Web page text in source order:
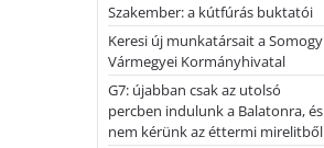
Szakember: a kútfúrás buktatói
Keresi új munkatársait a Somogy
Vármegyei Kormányhivatal
G7: újabban csak az utolsó
percben indulunk a Balatonra, és
nem kérünk az éttermi mirelitből